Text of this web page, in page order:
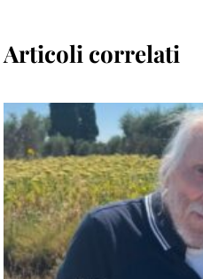
Articoli correlati